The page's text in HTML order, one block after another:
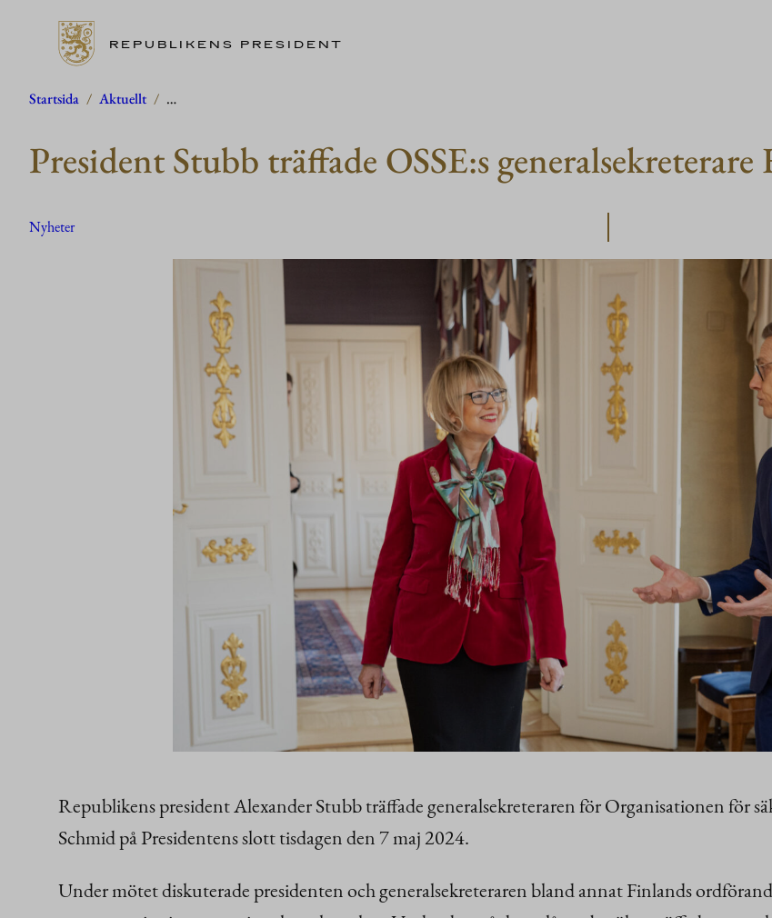
Hoppa
innehåll
REPUBLIKENS PRESIDENT
Startsida / Aktuellt / …
President Stubb träffade OSSE:s
Nyheter
Republikens president Alexander Stubb träffade generalsekreteraren för Organisationen för
Schmid på Presidentens slott tisdagen den 7 maj 2024.
Under mötet diskuterade presidenten och generalsekreteraren bland annat Finlands